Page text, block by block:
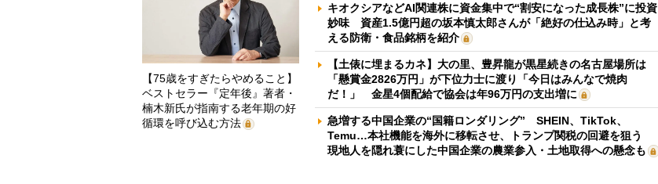
【75歳をすぎたらやめること】
ベストセラー『定年後』著者・
楠木新氏が指南する老年期の好
循環を呼び込む方法
キオクシアなどAI関連株に資金集中で“割安になった成長株”に投資
妙味 資産1.5億円超の坂本慎太郎さんが「絶好の仕込み時」と考
える防衛・食品銘柄を紹介
【土俵に埋まるカネ】大の里、豊昇龍が黒星続きの名古屋場所は
「懸賞金2826万円」が下位力士に渡り「今日はみんなで焼肉
だ！」 金星4個配給で協会は年96万円の支出増に
急増する中国企業の“国籍ロンダリング” SHEIN、TikTok、
Temu…本社機能を海外に移転させ、トランプ関税の回避を狙う
現地人を隠れ蓑にした中国企業の農業参入・土地取得への懸念も